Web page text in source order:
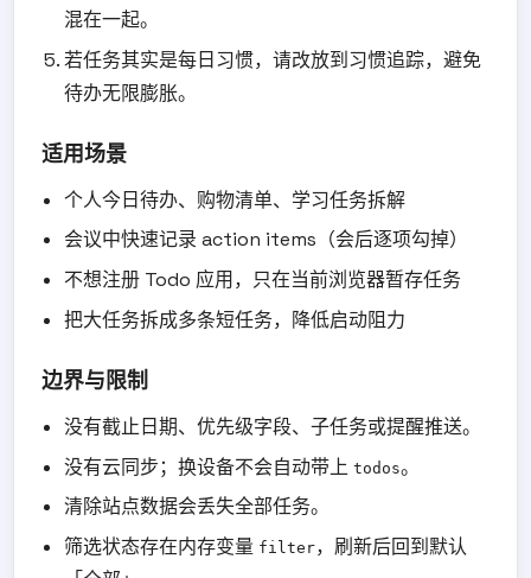
混在一起。
若任务其实是每日习惯，请改放到习惯追踪，避免
待办无限膨胀。
适用场景
个人今日待办、购物清单、学习任务拆解
会议中快速记录 action items（会后逐项勾掉）
不想注册 Todo 应用，只在当前浏览器暂存任务
把大任务拆成多条短任务，降低启动阻力
边界与限制
没有截止日期、优先级字段、子任务或提醒推送。
没有云同步；换设备不会自动带上 todos。
清除站点数据会丢失全部任务。
筛选状态存在内存变量 filter，刷新后回到默认